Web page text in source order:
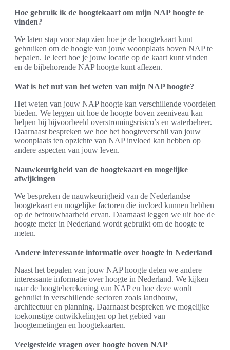
Hoe gebruik ik de hoogtekaart om mijn NAP hoogte te
vinden?
We laten stap voor stap zien hoe je de hoogtekaart kunt
gebruiken om de hoogte van jouw woonplaats boven NAP te
bepalen. Je leert hoe je jouw locatie op de kaart kunt vinden
en de bijbehorende NAP hoogte kunt aflezen.
Wat is het nut van het weten van mijn NAP hoogte?
Het weten van jouw NAP hoogte kan verschillende voordelen
bieden. We leggen uit hoe de hoogte boven zeeniveau kan
helpen bij bijvoorbeeld overstromingsrisico’s en waterbeheer.
Daarnaast bespreken we hoe het hoogteverschil van jouw
woonplaats ten opzichte van NAP invloed kan hebben op
andere aspecten van jouw leven.
Nauwkeurigheid van de hoogtekaart en mogelijke
afwijkingen
We bespreken de nauwkeurigheid van de Nederlandse
hoogtekaart en mogelijke factoren die invloed kunnen hebben
op de betrouwbaarheid ervan. Daarnaast leggen we uit hoe de
hoogte meter in Nederland wordt gebruikt om de hoogte te
meten.
Andere interessante informatie over hoogte in Nederland
Naast het bepalen van jouw NAP hoogte delen we andere
interessante informatie over hoogte in Nederland. We kijken
naar de hoogteberekening van NAP en hoe deze wordt
gebruikt in verschillende sectoren zoals landbouw,
architectuur en planning. Daarnaast bespreken we mogelijke
toekomstige ontwikkelingen op het gebied van
hoogtemetingen en hoogtekaarten.
Veelgestelde vragen over hoogte boven NAP